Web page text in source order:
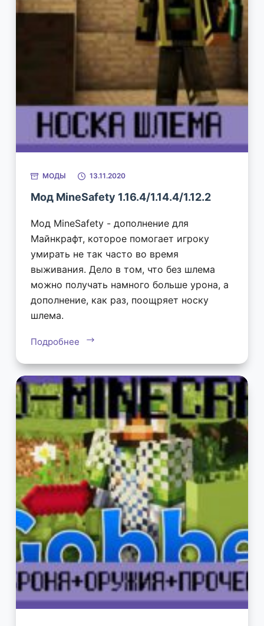
МОДЫ 13.11.2020
Мод MineSafety 1.16.4/1.14.4/1.12.2
Мод MineSafety - дополнение для
Майнкрафт, которое помогает игроку
умирать не так часто во время
выживания. Дело в том, что без шлема
можно получать намного больше урона, а
дополнение, как раз, поощряет носку
шлема.
Подробнее